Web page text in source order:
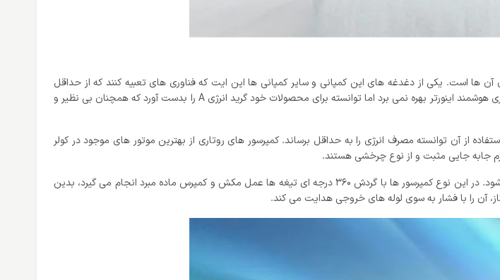
ها است. یکی از دغدغه های این کمپانی و سایر کمپانی ها این ایت که فناوری های تعبیه کنند که از حداقل
مصرف انرژی استفاده کند. این محصول جزو محصولات بدون اینورتر می باشد و متاسفانه از این فناوری هوشمند اینورتر بهره نمی برد اما توانسته برای محصولات خود گرید انرژی A را بدست آورد که همچنان بی نظیر و
از آن توانسته مصرف انرژی را به حداقل برساند. کمپرسور های روتاری از بهترین موتور های موجود در کولر
جابه‌ جایی مثبت و از نوع چرخشی هستند.
معمولا در جاهایی که حجم فشار هوا بالا است، از کمپرسورهای روتاری به جای پیستونی استفاده می‌ شود. در این نوع کمپرسور ها با گردش ۳۶۰ درجه ای تیغه ها عمل مکش و کمپرس ماده مبرد انجام می گیرد، بدین
آن را با فشار به سوی لوله های خروجی هدایت می کند.